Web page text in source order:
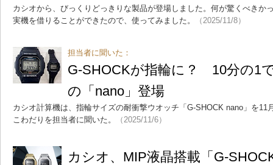
カシオから、びっくりどっきりな製品が登場しました。何が驚くべきか
実機を借りることができたので、使ってみました。
（2025/11/8）
担当者に聞いた：
G-SHOCKが指輪に？ 10分の1
の「nano」登場
カシオ計算機は、指輪サイズの耐衝撃ウオッチ「G-SHOCK nano」を11
こわだりを担当者に聞いた。
（2025/11/6）
カシオ、MIP液晶搭載「G-